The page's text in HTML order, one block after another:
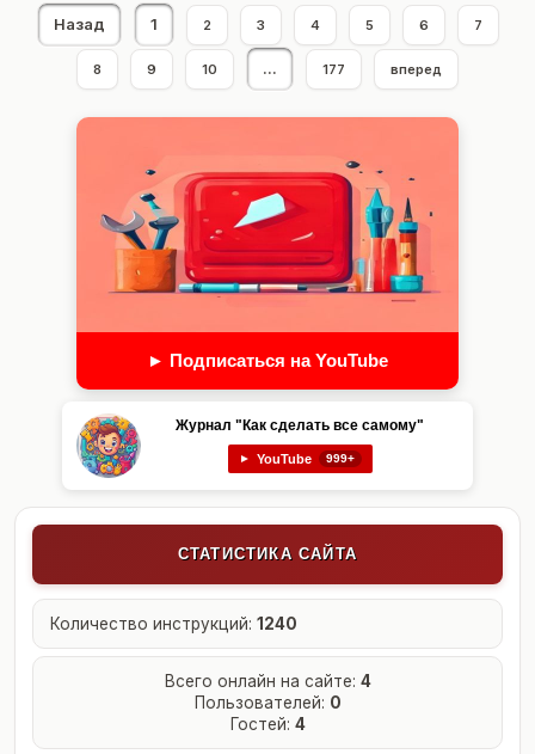
► Подписаться на YouTube
Журнал "Как сделать все самому"
► YouTube 999+
СТАТИСТИКА САЙТА
Количество инструкций: 1240
Всего онлайн на сайте: 4
Пользователей: 0
Гостей: 4
Назад 1 2 3 4 5 6 7
8 9 10 ... 177 вперед